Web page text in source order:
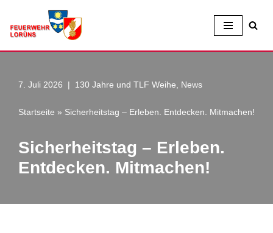
Zum
7. Juli 2026 130 Jahre und TLF Weihe, News
Startseite » Sicherheitstag – Erleben. Entdecken. Mitmachen!
Sicherheitstag – Erleben.
Entdecken. Mitmachen!